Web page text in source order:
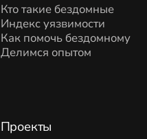
Проекты
Кто такие бездомные
Индекс уязвимости
Как помочь бездомному
Делимся опытом